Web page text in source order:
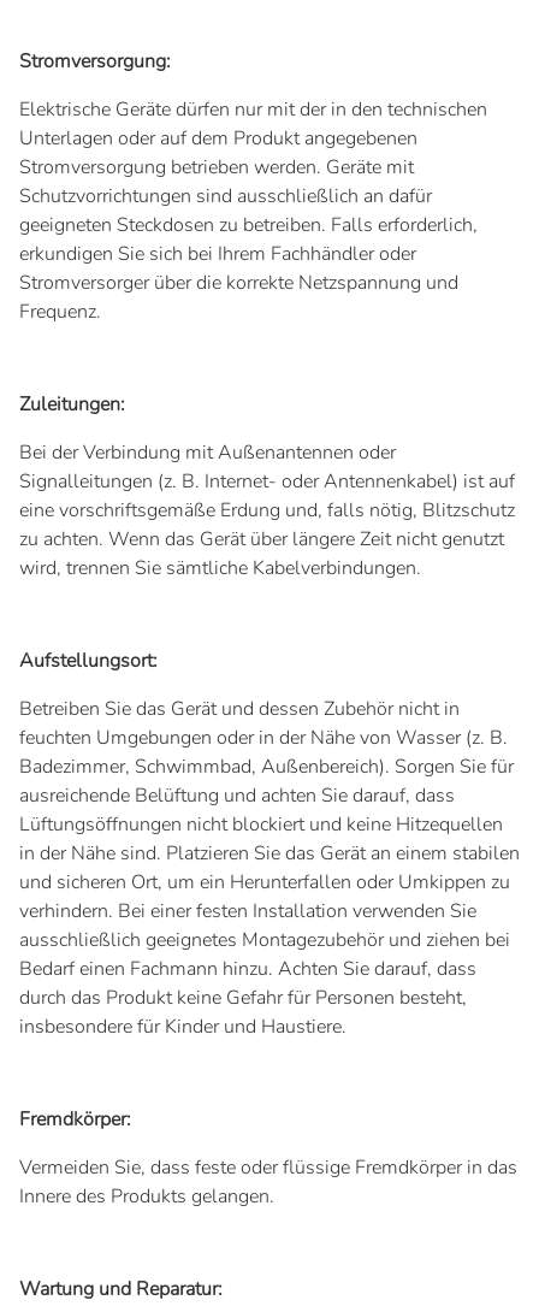
Stromversorgung:
Elektrische Geräte dürfen nur mit der in den technischen
Unterlagen oder auf dem Produkt angegebenen
Stromversorgung betrieben werden. Geräte mit
Schutzvorrichtungen sind ausschließlich an dafür
geeigneten Steckdosen zu betreiben. Falls erforderlich,
erkundigen Sie sich bei Ihrem Fachhändler oder
Stromversorger über die korrekte Netzspannung und
Frequenz.
Zuleitungen:
Bei der Verbindung mit Außenantennen oder
Signalleitungen (z. B. Internet- oder Antennenkabel) ist auf
eine vorschriftsgemäße Erdung und, falls nötig, Blitzschutz
zu achten. Wenn das Gerät über längere Zeit nicht genutzt
wird, trennen Sie sämtliche Kabelverbindungen.
Aufstellungsort:
Betreiben Sie das Gerät und dessen Zubehör nicht in
feuchten Umgebungen oder in der Nähe von Wasser (z. B.
Badezimmer, Schwimmbad, Außenbereich). Sorgen Sie für
ausreichende Belüftung und achten Sie darauf, dass
Lüftungsöffnungen nicht blockiert und keine Hitzequellen
in der Nähe sind. Platzieren Sie das Gerät an einem stabilen
und sicheren Ort, um ein Herunterfallen oder Umkippen zu
verhindern. Bei einer festen Installation verwenden Sie
ausschließlich geeignetes Montagezubehör und ziehen bei
Bedarf einen Fachmann hinzu. Achten Sie darauf, dass
durch das Produkt keine Gefahr für Personen besteht,
insbesondere für Kinder und Haustiere.
Fremdkörper:
Vermeiden Sie, dass feste oder flüssige Fremdkörper in das
Innere des Produkts gelangen.
Wartung und Reparatur: